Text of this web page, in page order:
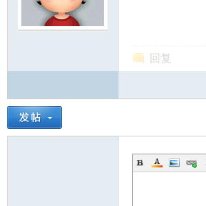
回复